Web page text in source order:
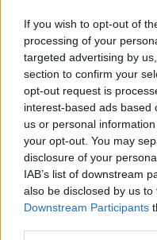
If you wish to opt-out of
processing of your
targeted advertising by
section to confirm your
opt-out request is
interest-based ads based
us or personal
your opt-out. You may
disclosure of your
IAB’s list of downstream
also be disclosed by us
Downstream Participants
dus aproape de
-
TAGS garcea